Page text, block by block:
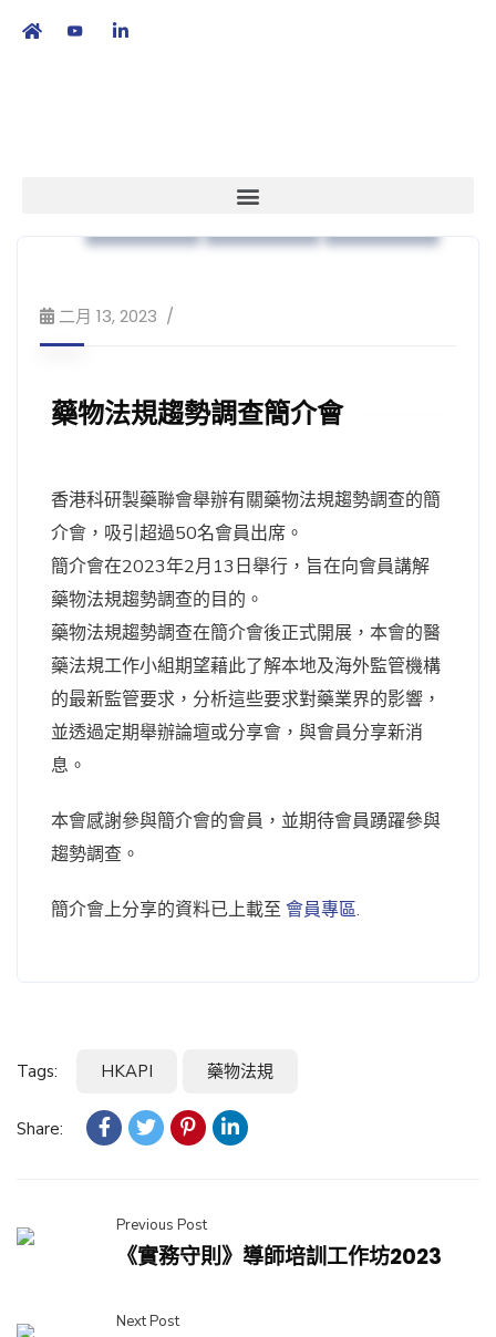
二月 13, 2023
藥物法規趨勢調查簡介會
香港科研製藥聯會舉辦有關藥物法規趨勢調查的簡
介會，吸引超過50名會員出席。
簡介會在2023年2月13日舉行，旨在向會員講解
藥物法規趨勢調查的目的。
藥物法規趨勢調查在簡介會後正式開展，本會的醫
藥法規工作小組期望藉此了解本地及海外監管機構
的最新監管要求，分析這些要求對藥業界的影響，
並透過定期舉辦論壇或分享會，與會員分享新消
息。
本會感謝參與簡介會的會員，並期待會員踴躍參與
趨勢調查。
簡介會上分享的資料已上載至會員專區.
Tags: HKAPI 藥物法規
Share:
Previous Post
《實務守則》導師培訓工作坊2023
Next Post